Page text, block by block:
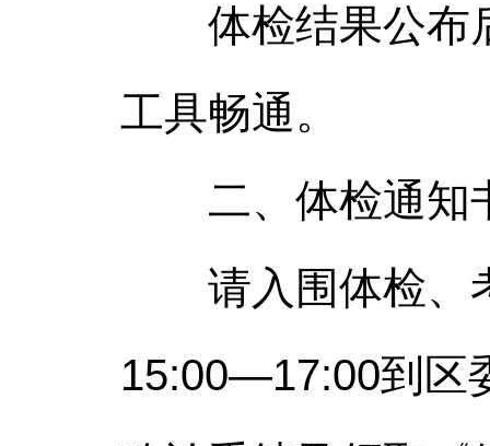
体检结果公布后
工具畅通。
二、体检通知
请入围体检、考
15:00—17:00到区